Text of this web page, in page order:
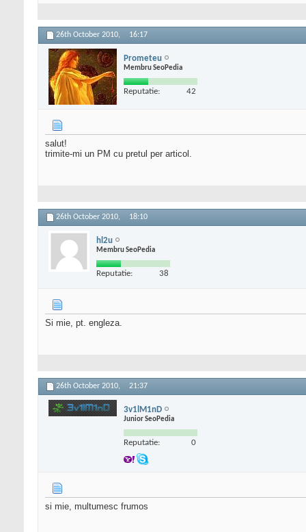
26th October 2010, 16:17
Prometeu
Membru SeoPedia
Reputatie: 42
salut!
trimite-mi un PM cu pretul per articol.
26th October 2010, 18:10
hl2u
Membru SeoPedia
Reputatie: 38
Si mie, pt. engleza.
26th October 2010, 21:37
3v1lM1nD
Junior SeoPedia
Reputatie: 0
si mie, multumesc frumos